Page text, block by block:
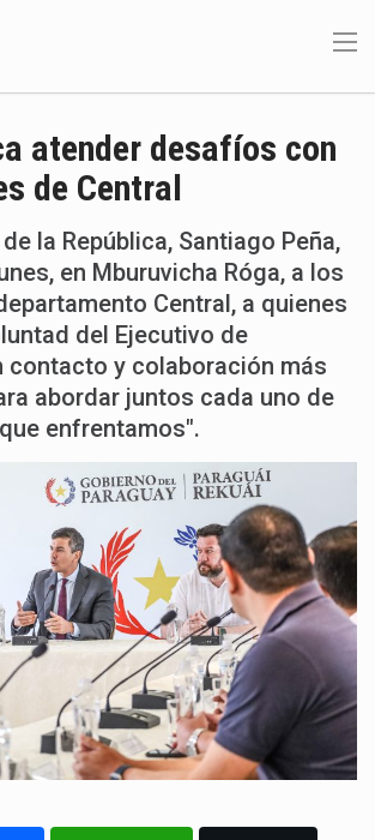
atender desafíos con
de Central
la República, Santiago Peña,
en Mburuvicha Róga, a los
Central, a quienes
del Ejecutivo de
contacto y colaboración más
abordar juntos cada uno de
enfrentamos".